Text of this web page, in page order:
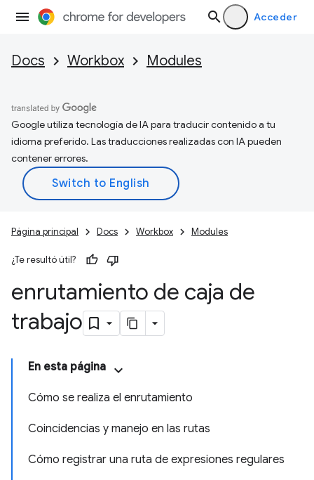
Acceder
Docs Workbox Modules
Google utiliza tecnología de IA para traducir contenido a tu
idioma preferido. Las traducciones realizadas con IA pueden
contener errores.
Página principal Docs Workbox Modules
¿Te resultó útil?
enrutamiento de caja de
trabajo
En esta página
Cómo se realiza el enrutamiento
Coincidencias y manejo en las rutas
Cómo registrar una ruta de expresiones regulares